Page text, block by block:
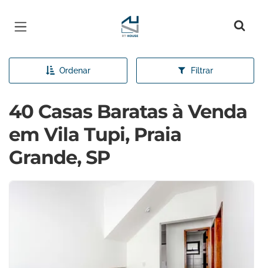
Página inicial
Ordenar Filtrar
40 Casas Baratas à Venda
em Vila Tupi, Praia
Grande, SP